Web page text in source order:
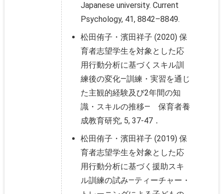
Japanese university. Current
Psychology, 41, 8842–8849.
松田侑子・濱田祥子 (2020) 保
育者志望学生を対象とした応
用行動分析に基づくスキル訓
練後の変化―訓練・実習を通じ
た主観的経験及び2年間の知
識・スキルの推移― 保育者養
成教育研究, 5, 37-47．
松田侑子・濱田祥子 (2019) 保
育者志望学生を対象とした応
用行動分析に基づく援助スキ
ル訓練の試み―ティーチャー・